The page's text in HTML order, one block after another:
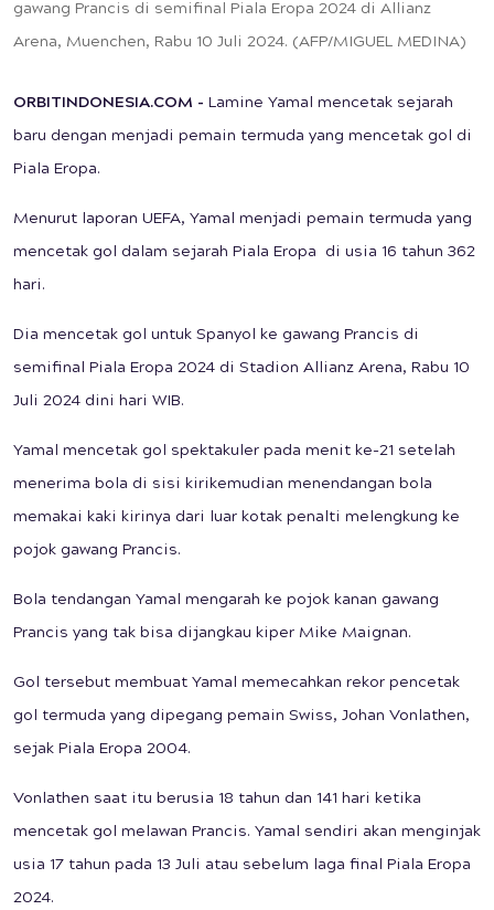
gawang Prancis di semifinal Piala Eropa 2024 di Allianz
Arena, Muenchen, Rabu 10 Juli 2024. (AFP/MIGUEL MEDINA)
ORBITINDONESIA.COM - Lamine Yamal mencetak sejarah
baru dengan menjadi pemain termuda yang mencetak gol di
Piala Eropa.
Menurut laporan UEFA, Yamal menjadi pemain termuda yang
mencetak gol dalam sejarah Piala Eropa di usia 16 tahun 362
hari.
Dia mencetak gol untuk Spanyol ke gawang Prancis di
semifinal Piala Eropa 2024 di Stadion Allianz Arena, Rabu 10
Juli 2024 dini hari WIB.
Yamal mencetak gol spektakuler pada menit ke-21 setelah
menerima bola di sisi kirikemudian menendangan bola
memakai kaki kirinya dari luar kotak penalti melengkung ke
pojok gawang Prancis.
Bola tendangan Yamal mengarah ke pojok kanan gawang
Prancis yang tak bisa dijangkau kiper Mike Maignan.
Gol tersebut membuat Yamal memecahkan rekor pencetak
gol termuda yang dipegang pemain Swiss, Johan Vonlathen,
sejak Piala Eropa 2004.
Vonlathen saat itu berusia 18 tahun dan 141 hari ketika
mencetak gol melawan Prancis. Yamal sendiri akan menginjak
usia 17 tahun pada 13 Juli atau sebelum laga final Piala Eropa
2024.